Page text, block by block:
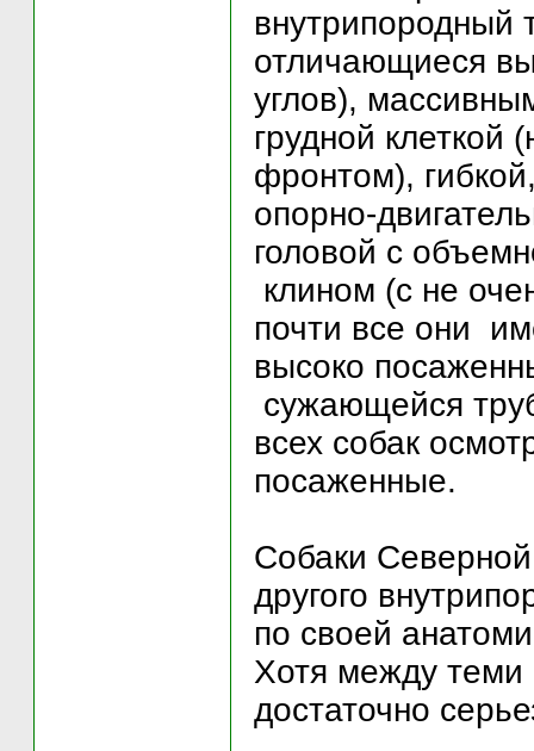
внутрипородный
отличающиеся
углов),
грудной клеткой
фронтом),
опорно-
головой с
клином (с не
почти все они
высоко
сужающейся
всех собак
посаженные.
Собаки
другого
по своей
Хотя между теми
достаточно